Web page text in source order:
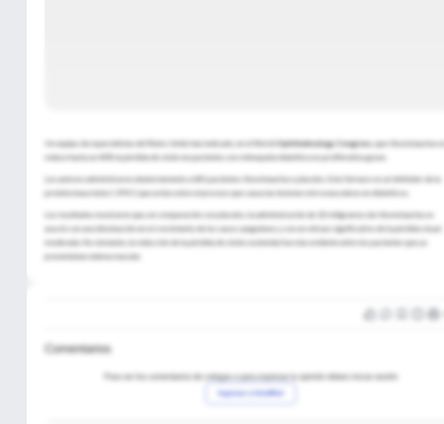
Un equipo de especialistas del Reino Unido han indicado, en el World Ophthalmology Congress, que riboxistaurina
reduce hasta un 40% la pérdida de visión en pacientes con retinopatía diabética no proliferativa grave.
Los autores administraron aleatoriamente a 685 pacientes riboxistaurina o placebo. Este fármaco es un inhibidor de la
proteincinasa beta C (PKC) que actúa sobre el proceso que causa las lesiones microvasculares en diabéticos.
Los resultados mostraron que, en comparación con placebo, la administración de 32 miligramos de riboxistaurina se
asoció con una disminución en el crecimiento de los vasos sanguíneos y con un retraso significativo de la pérdida visual
moderada. No obstante, la reducción de la pérdida de visión sostenida fue más evidente entre los pacientes que ya
presentaban edema macular.
Comentarios
Para ver los comentarios de colegas o para expresar tu opinión debes iniciar sesión
Ingresar a IntraMed